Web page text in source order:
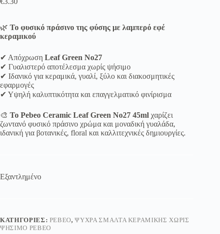
🌿 Το φυσικό πράσινο της φύσης με λαμπερό εφέ
κεραμικού
✔ Απόχρωση Leaf Green No27
✔ Γυαλιστερό αποτέλεσμα χωρίς ψήσιμο
✔ Ιδανικό για κεραμικά, γυαλί, ξύλο και διακοσμητικές
εφαρμογές
✔ Υψηλή καλυπτικότητα και επαγγελματικό φινίρισμα
🎨 Το Pebeo Ceramic Leaf Green No27 45ml χαρίζει
ζωντανό φυσικό πράσινο χρώμα και μοναδική γυαλάδα,
ιδανική για βοτανικές, floral και καλλιτεχνικές δημιουργίες.
Εξαντλημένο
ΚΑΤΗΓΟΡΊΕΣ: PEBEO,ΨΥΧΡΆ ΣΜΆΛΤΑ ΚΕΡΑΜΙΚΉΣ ΧΩΡΊΣ
ΨΉΣΙΜΟ PEBEO